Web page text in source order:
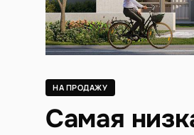
НА ПРОДАЖУ
Самая